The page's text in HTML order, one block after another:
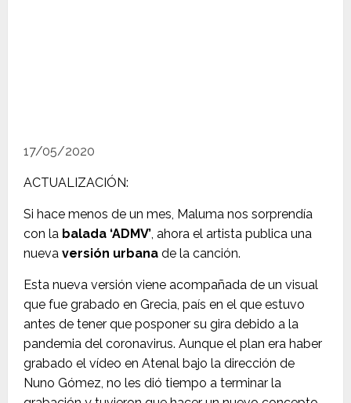
17/05/2020
ACTUALIZACIÓN:
Si hace menos de un mes, Maluma nos sorprendía
con la balada ‘ADMV’, ahora el artista publica una
nueva versión urbana de la canción.
Esta nueva versión viene acompañada de un visual
que fue grabado en Grecia, país en el que estuvo
antes de tener que posponer su gira debido a la
pandemia del coronavirus. Aunque el plan era haber
grabado el vídeo en Atenal bajo la dirección de
Nuno Gómez, no les dió tiempo a terminar la